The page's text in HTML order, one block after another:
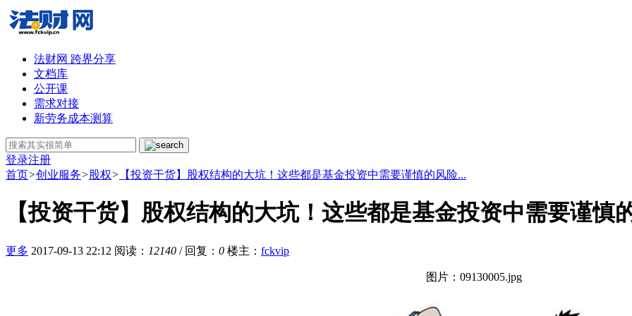
法财网 跨界分享
文档库
公开课
需求对接
新劳务成本测算
登录注册
首页>创业服务>股权> 【投资干货】股权结构的大坑！这些都是基金投资中需要谨慎的风险...
【投资干货】股权结构的大坑！这些都是基金投资中需要谨慎
更多 2017-09-13 22:12 阅读： 12140 / 回复： 0 楼主 ： fckvip
图片：09130005.jpg